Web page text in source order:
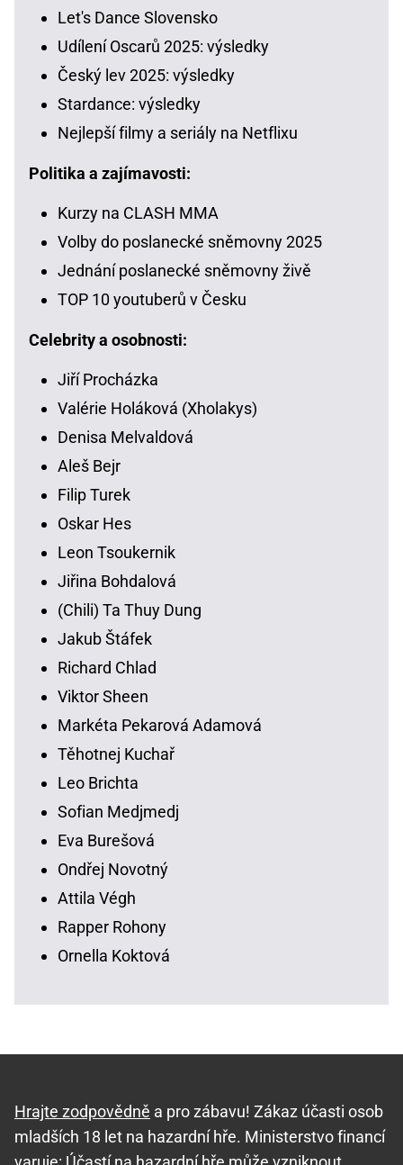
Let's Dance Slovensko
Udílení Oscarů 2025: výsledky
Český lev 2025: výsledky
Stardance: výsledky
Nejlepší filmy a seriály na Netflixu
Politika a zajímavosti:
Kurzy na CLASH MMA
Volby do poslanecké sněmovny 2025
Jednání poslanecké sněmovny živě
TOP 10 youtuberů v Česku
Celebrity a osobnosti:
Jiří Procházka
Valérie Holáková (Xholakys)
Denisa Melvaldová
Aleš Bejr
Filip Turek
Oskar Hes
Leon Tsoukernik
Jiřina Bohdalová
(Chili) Ta Thuy Dung
Jakub Štáfek
Richard Chlad
Viktor Sheen
Markéta Pekarová Adamová
Těhotnej Kuchař
Leo Brichta
Sofian Medjmedj
Eva Burešová
Ondřej Novotný
Attila Végh
Rapper Rohony
Ornella Koktová
Hrajte zodpovědně a pro zábavu! Zákaz účasti osob
mladších 18 let na hazardní hře. Ministerstvo financí